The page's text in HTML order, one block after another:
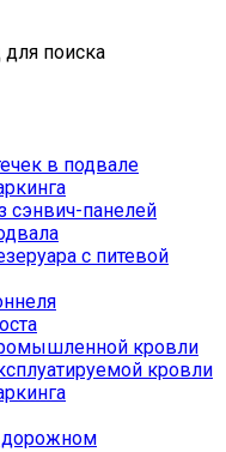
поиска
в подвале
сэнвич-панелей
с питевой
кровли
кровли
дорожном